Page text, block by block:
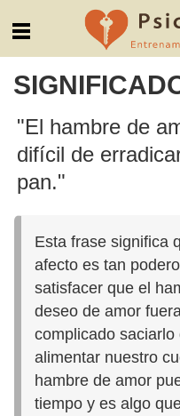
"El hambre de
difícil de
pan."
Esta frase significa
afecto es tan
satisfacer que el
deseo de amor
complicado
alimentar nuestro
hambre de amor
tiempo y es algo